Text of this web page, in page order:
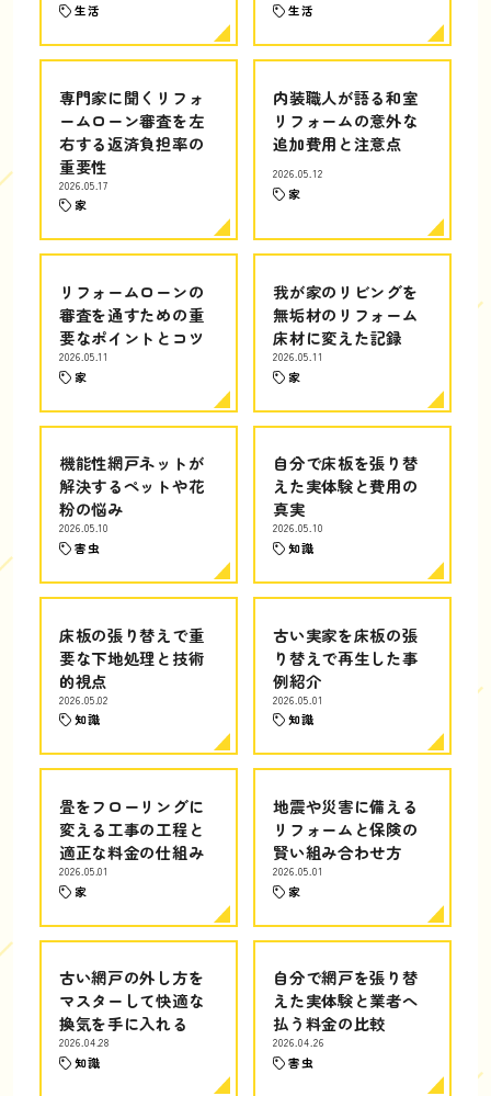
生活 生活
専門家に聞くリフォ
ームローン審査を左
右する返済負担率の
重要性
2026.05.17
家
内装職人が語る和室
リフォームの意外な
追加費用と注意点
2026.05.12
家
リフォームローンの
審査を通すための重
要なポイントとコツ
2026.05.11
家
我が家のリビングを
無垢材のリフォーム
床材に変えた記録
2026.05.11
家
機能性網戸ネットが
解決するペットや花
粉の悩み
2026.05.10
害虫
自分で床板を張り替
えた実体験と費用の
真実
2026.05.10
知識
床板の張り替えで重
要な下地処理と技術
的視点
2026.05.02
知識
古い実家を床板の張
り替えで再生した事
例紹介
2026.05.01
知識
畳をフローリングに
変える工事の工程と
適正な料金の仕組み
2026.05.01
家
地震や災害に備える
リフォームと保険の
賢い組み合わせ方
2026.05.01
家
古い網戸の外し方を
マスターして快適な
換気を手に入れる
2026.04.28
知識
自分で網戸を張り替
えた実体験と業者へ
払う料金の比較
2026.04.26
害虫